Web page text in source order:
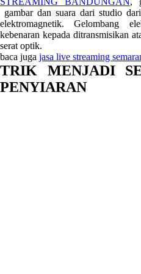
gambar dan suara dari studio
elektromagnetik. Gelombang
kebenaran kepada ditransmisikan
serat optik.
baca juga jasa live streaming
TRIK MENJADI
PENYIARAN